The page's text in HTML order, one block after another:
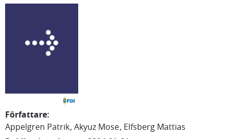
Författare:
Appelgren Patrik Akyuz Mose Elfsberg Mattias